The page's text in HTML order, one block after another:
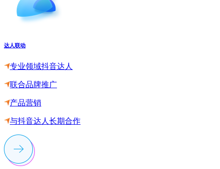
达人联动
专业领域抖音达人
联合品牌推广
产品营销
与抖音达人长期合作